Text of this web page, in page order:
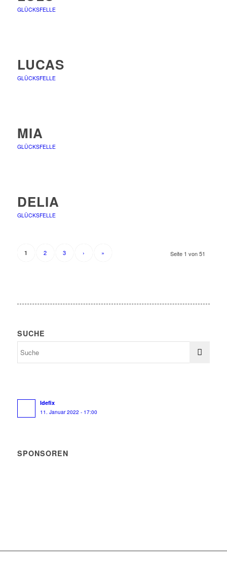
GLÜCKSFELLE
LUCAS
GLÜCKSFELLE
MIA
GLÜCKSFELLE
DELIA
GLÜCKSFELLE
Seite 1 von 51
1 2 3 › »
SUCHE
Idefix
11. Januar 2022 - 17:00
SPONSOREN